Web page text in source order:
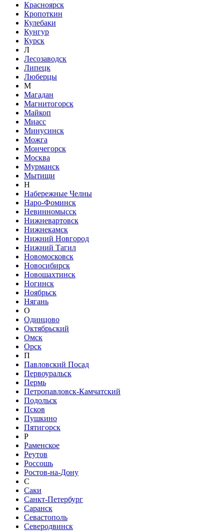
Красноярск
Кропоткин
Кулебаки
Кунгур
Курск
Л
Лесозаводск
Липецк
Люберцы
М
Магадан
Магнитогорск
Майкоп
Миасс
Минусинск
Можга
Мончегорск
Москва
Мурманск
Мытищи
Н
Набережные Челны
Наро-Фоминск
Невинномысск
Нижневартовск
Нижнекамск
Нижний Новгород
Нижний Тагил
Новомосковск
Новосибирск
Новошахтинск
Ногинск
Ноябрьск
Нягань
О
Одинцово
Октябрьский
Омск
Орск
П
Павловский Посад
Первоуральск
Пермь
Петропавловск-Камчатский
Подольск
Псков
Пушкино
Пятигорск
Р
Раменское
Реутов
Россошь
Ростов-на-Дону
С
Саки
Санкт-Петербург
Саранск
Севастополь
Северодвинск